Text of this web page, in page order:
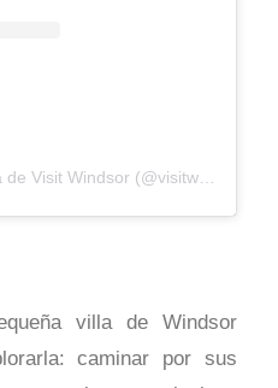
villa de Windsor
caminar por sus